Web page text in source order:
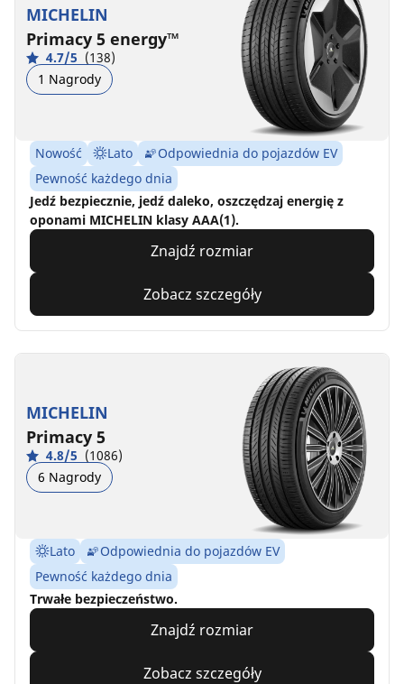
MICHELIN
Primacy 5 energy™
4.7/5 (138)
1 Nagrody
Nowość Lato
Odpowiednia do pojazdów EV
Pewność każdego dnia
Jedź bezpiecznie, jedź daleko, oszczędzaj energię z
oponami MICHELIN klasy AAA(1).
Znajdź rozmiar
Zobacz szczegóły
MICHELIN
Primacy 5
4.8/5 (1086)
6 Nagrody
Lato
Odpowiednia do pojazdów EV
Pewność każdego dnia
Trwałe bezpieczeństwo.
Znajdź rozmiar
Zobacz szczegóły